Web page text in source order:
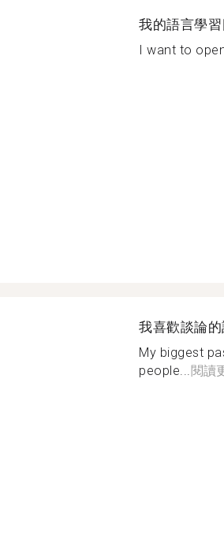
我的語言學
I want to
我喜歡談論的
My biggest
people...閱讀